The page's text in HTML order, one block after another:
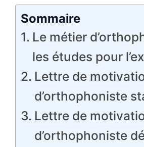
Sommaire
Le métier
les études pour
Lettre de
d’orthophoniste
Lettre de
d’orthophoniste